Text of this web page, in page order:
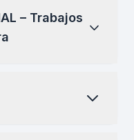
– Trabajos